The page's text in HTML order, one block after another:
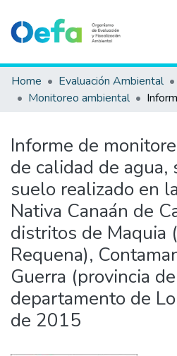
Communities & Collections
All of DSpace
Estad. Externas
Guias ▾
Home Evaluación Ambiental
Monitoreo ambiental
Informe de
de calidad de agua,
suelo realizado en
Nativa Canaán de
distritos de Maquia
Requena),
Guerra (provincia
departamento de
de 2015